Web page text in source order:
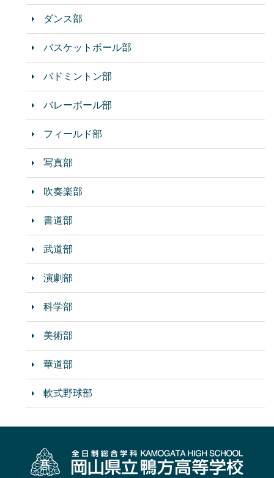
ダンス部
バスケットボール部
バドミントン部
バレーボール部
フィールド部
写真部
吹奏楽部
書道部
武道部
演劇部
科学部
美術部
華道部
軟式野球部